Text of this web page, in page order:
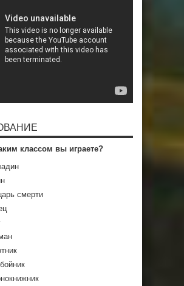
классом вы играете?
смерти